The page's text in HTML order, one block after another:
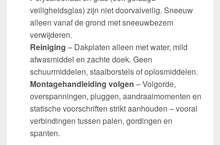
veiligheidsglas) zijn niet doorvalveilig. Sneeuw
alleen vanaf de grond met sneeuwbezem
verwijderen.
Reiniging – Dakplaten alleen met water, mild
afwasmiddel en zachte doek. Geen
schuurmiddelen, staalborstels of oplosmiddelen.
Montagehandleiding volgen – Volgorde,
overspanningen, pluggen, aandraaimomenten en
statische voorschriften strikt aanhouden – vooral
verbindingen tussen palen, gordingen en
spanten.